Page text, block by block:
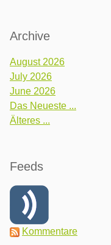
Archive
August 2026
July 2026
June 2026
Das Neueste ...
Älteres ...
Feeds
Kommentare